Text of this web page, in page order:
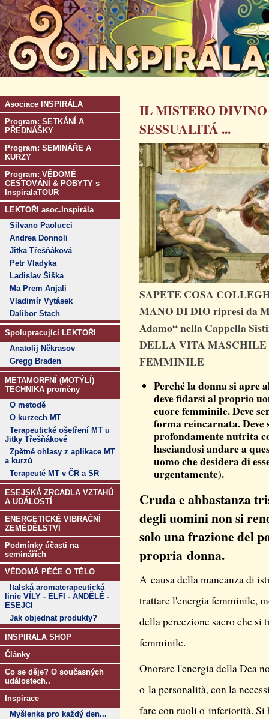
Asociace INSPIRÁLA
Program: SETKÁNÍ A
PŘEDNÁŠKY
Program: SEMINÁŘE A
KURZY
Program: VĚDOMÉ
CESTOVÁNÍ & POBYTY s
InspiralaTOUR
LEKTOŘI asoc.Inspirála
Silvano Paolucci
Andrea Donnoli
Jitka Třešňáková
Petr Vladyka
Ladislav Šiška
Ma Prem Anjali
Vladimír Vytásek
Dalibor Stach
Spolupracující LEKTOŘI
Anatolij Někrasov
Gregg Braden
METAMORFNÍ (MOTÝLÍ)
TECHNIKA proměny
O metodě
O kurzech MT
Terapeutické ošetření MT u
Jitky Třešňákové
Zpětné ohlasy z aplikace MT
a kurzů
Terapeuté MT v ČR a SR
ESEJSKÁ ZRCADLA VZTAHŮ
A UDÁLOSTÍ
ENERGETICKÉ VIBRAČNÍ
ZEMĚDĚLSTVÍ
Podmínky účasti na
seminářích
VĚDOMÁ PÉČE O TĚLO
Italská aromaterapeutická
linie VÍLY - ELFI - ANDĚLÉ -
ESEJCI
Jak objednat produkty?
INSPIRALA SHOP
Články
Co se děje? O současných
událostech..
Inspirace
Myšlenka pro každý den...
IL MISTERO
SESSUALITÁ ...
SAPETE COSA
MANO DI DIO ripresi da
Adamo“ nella Cappella
DELLA VITA MASCHILE
FEMMINILE
Perché la donna si apre
deve fidarsi al proprio
cuore femminile. Deve
forma reincarnata. Deve
profondamente nutrita
lasciandosi andare a
uomo che desidera di
urgentamente).
Cruda e abbastanza
degli uomini non si
solo una frazione del
propria donna.
A causa della mancanza di
trattare l'energia femminile,
della percezione sacro che
femminile.
Onorare l'energia della Dea
o la personalità, con la
fare con ruoli o inferiorità. Si